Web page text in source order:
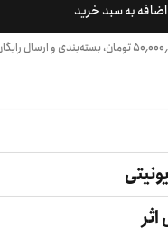
اضافه به سبد خرید
تومان، بسته‌بندی و ارسال